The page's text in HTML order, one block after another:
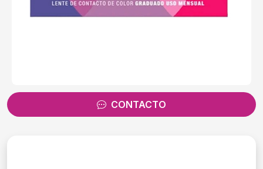
CONTACTO